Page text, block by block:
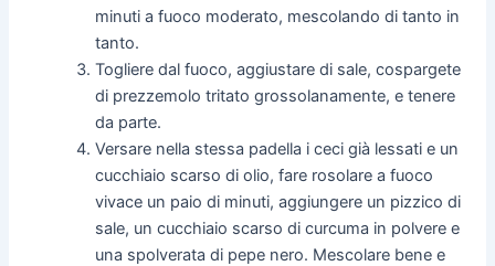
minuti a fuoco moderato, mescolando di tanto in
tanto.
Togliere dal fuoco, aggiustare di sale, cospargete
di prezzemolo tritato grossolanamente, e tenere
da parte.
Versare nella stessa padella i ceci già lessati e un
cucchiaio scarso di olio, fare rosolare a fuoco
vivace un paio di minuti, aggiungere un pizzico di
sale, un cucchiaio scarso di curcuma in polvere e
una spolverata di pepe nero. Mescolare bene e